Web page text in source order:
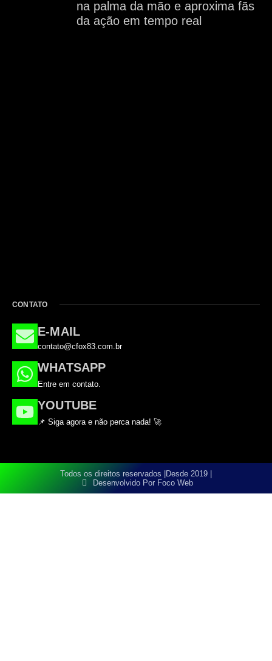
na palma da mão e aproxima fãs
da ação em tempo real
CONTATO
E-MAIL
contato@cfox83.com.br
WHATSAPP
Entre em contato.
YOUTUBE
📌 Siga agora e não perca nada! 🚀
Todos os direitos reservados |Desde 2019 |
Desenvolvido Por Foco Web